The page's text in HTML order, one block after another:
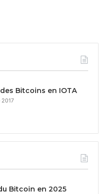
Bitcoins en IOTA
2017
Bitcoin en 2025